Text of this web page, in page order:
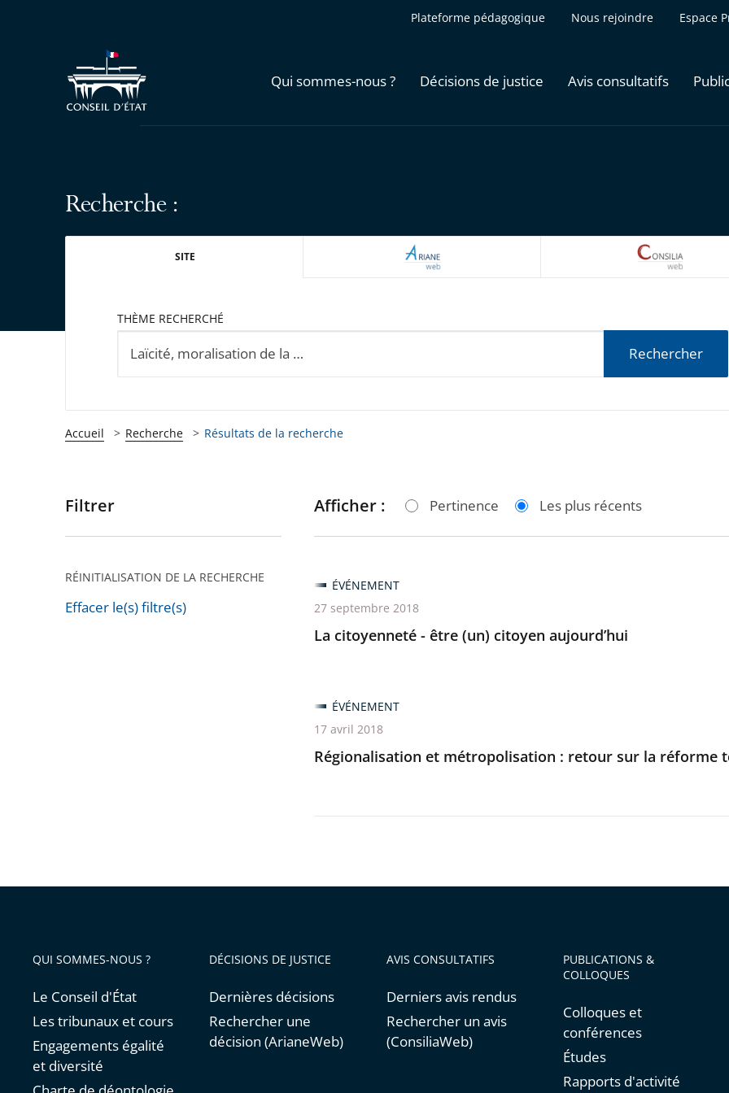
Plateforme pédagogique Nous rejoindre Espace
Qui sommes-nous ? Décisions de justice Avis consultatifs
Recherche :
SITE ARIANEWEB
THÈME RECHERCHÉ
Rechercher
Accueil Recherche Résultats de la recherche
Passer
pour
après
Filtrer
RÉINITIALISATION DE LA RECHERCHE
Effacer le(s) filtre(s)
Afficher : Pertinence Les plus récents
La citoyenneté - être (un) citoyen aujourd’hui
ÉVÉNEMENT
27 septembre 2018
Régionalisation et métropolisation : retour sur la réforme
ÉVÉNEMENT
17 avril 2018
QUI SOMMES-NOUS ?
Le Conseil d'État
Les tribunaux et cours
Engagements égalité
et diversité
DÉCISIONS DE JUSTICE
Dernières décisions
Rechercher une
décision (ArianeWeb)
AVIS CONSULTATIFS
Derniers avis rendus
Rechercher un avis
(ConsiliaWeb)
PUBLICATIONS &
COLLOQUES
Colloques et
conférences
Études
Rapports d'activité